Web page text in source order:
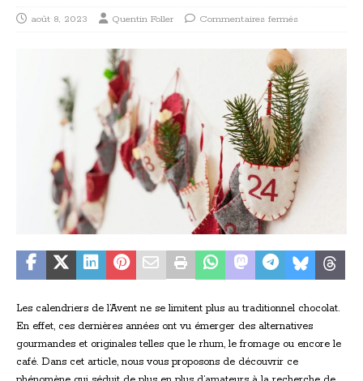
août 8, 2023 Quentin Foller Commentaires fermés
Les calendriers de l’Avent ne se limitent plus au traditionnel chocolat.
En effet, ces dernières années ont vu émerger des alternatives
gourmandes et originales telles que le rhum, le fromage ou encore le
café. Dans cet article, nous vous proposons de découvrir ce